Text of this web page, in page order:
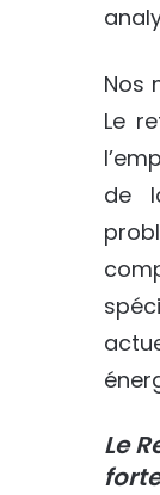
Nos
Le
de
Le